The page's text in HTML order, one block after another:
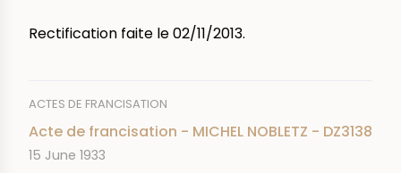
Rectification faite le 02/11/2013.
ACTES DE FRANCISATION
Acte de francisation - MICHEL NOBLETZ - DZ3138
DATE
15 June 1933